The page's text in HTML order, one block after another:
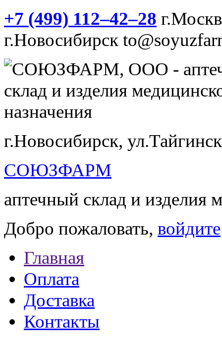
+7 (499) 112‒42‒28
г.Новосибирск
г.Новосибирск,
СОЮЗФАРМ
аптечный склад и изделия
Добро пожаловать, войдите
Главная
Оплата
Доставка
Контакты